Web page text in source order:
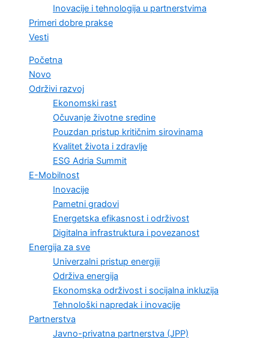
Inovacije i tehnologija u partnerstvima
Primeri dobre prakse
Vesti
Početna
Novo
Održivi razvoj
Ekonomski rast
Očuvanje životne sredine
Pouzdan pristup kritičnim sirovinama
Kvalitet života i zdravlje
ESG Adria Summit
E-Mobilnost
Inovacije
Pametni gradovi
Energetska efikasnost i održivost
Digitalna infrastruktura i povezanost
Energija za sve
Univerzalni pristup energiji
Održiva energija
Ekonomska održivost i socijalna inkluzija
Tehnološki napredak i inovacije
Partnerstva
Javno-privatna partnerstva (JPP)